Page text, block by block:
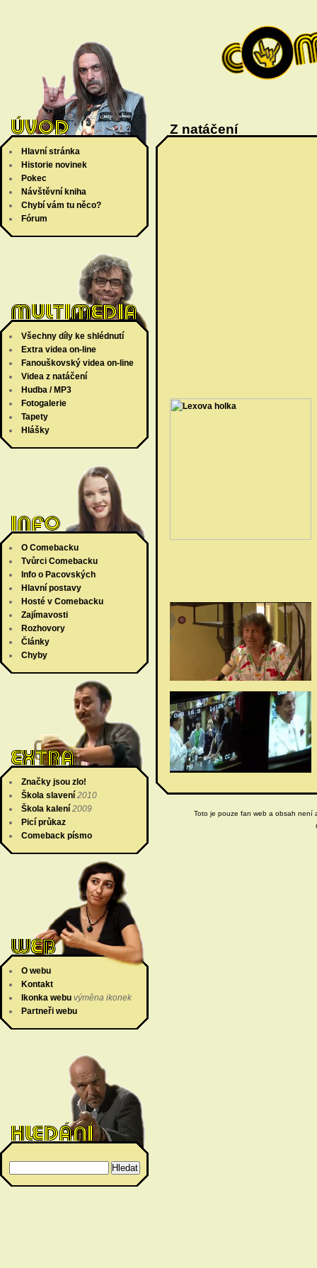
Hlavní stránka
Historie novinek
Pokec
Návštěvní kniha
Chybí vám tu něco?
Fórum
Všechny díly ke shlédnutí
Extra videa on-line
Fanouškovský videa on-line
Videa z natáčení
Hudba / MP3
Fotogalerie
Tapety
Hlášky
O Comebacku
Tvůrci Comebacku
Info o Pacovských
Hlavní postavy
Hosté v Comebacku
Zajímavosti
Rozhovory
Články
Chyby
Značky jsou zlo!
Škola slavení 2010
Škola kalení 2009
Picí průkaz
Comeback písmo
O webu
Kontakt
Ikonka webu výměna ikonek
Partneři webu
Z natáčení
Toto je pouze fan web a obsah není